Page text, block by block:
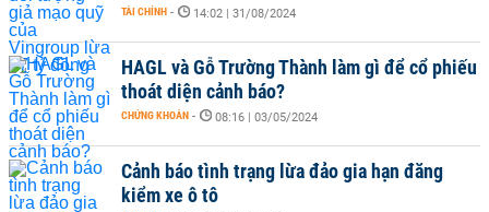
TÀI CHÍNH - 14:02 | 31/08/2024
HAGL và Gỗ Trường Thành làm gì để cổ phiếu
thoát diện cảnh báo?
CHỨNG KHOÁN - 08:16 | 03/05/2024
Cảnh báo tình trạng lừa đảo gia hạn đăng
kiểm xe ô tô